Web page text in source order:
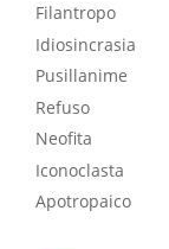
Filantropo
Idiosincrasia
Pusillanime
Refuso
Neofita
Iconoclasta
Apotropaico